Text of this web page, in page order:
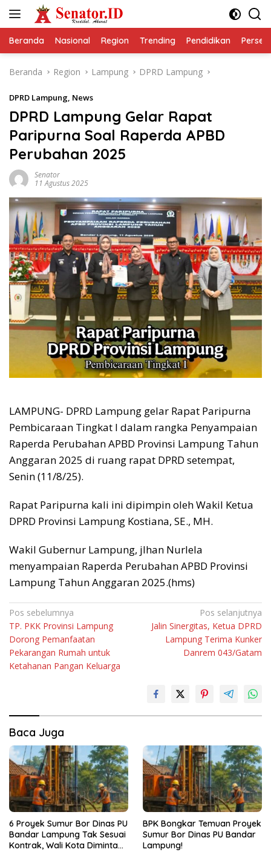
Beranda Nasional Region Trending Pendidikan
Beranda Region Lampung DPRD Lampung
DPRD Lampung, News
DPRD Lampung Gelar Rapat
Paripurna Soal Raperda APBD
Perubahan 2025
Senator
11 Agustus 2025
LAMPUNG- DPRD Lampung gelar Rapat Paripurna
Pembicaraan Tingkat I dalam rangka Penyampaian
Raperda Perubahan APBD Provinsi Lampung Tahun
Anggaran 2025 di ruang rapat DPRD setempat,
Senin (11/8/25).
Rapat Paripurna kali ini dipimpin oleh Wakil Ketua
DPRD Provinsi Lampung Kostiana, SE., MH.
Wakil Gubernur Lampung, jIhan Nurlela
menyampaian Raperda Perubahan APBD Provinsi
Lampung Tahun Anggaran 2025.(hms)
Navigasi
pos
Pos sebelumnya
TP. PKK Provinsi Lampung
Dorong Pemanfaatan
Pekarangan Rumah untuk
Ketahanan Pangan Keluarga
Pos selanjutnya
Jalin Sinergitas, Ketua DPRD
Lampung Terima Kunker
Danrem 043/Gatam
Baca Juga
6 Proyek Sumur Bor Dinas PU
Bandar Lampung Tak Sesuai
Kontrak, Wali Kota Diminta
BPK Bongkar Temuan Proyek
Sumur Bor Dinas PU Bandar
Lampung!